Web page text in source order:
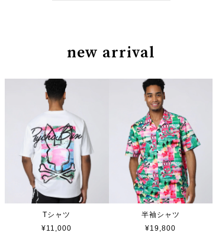
new arrival
Tシャツ
¥11,000
半袖シャツ
¥19,800